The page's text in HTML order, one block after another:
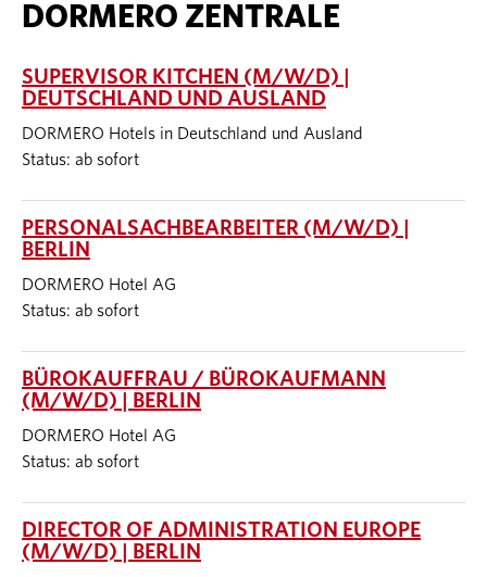
DORMERO ZENTRALE
SUPERVISOR KITCHEN (M/W/D) |
DEUTSCHLAND UND AUSLAND
DORMERO Hotels in Deutschland und Ausland
Status: ab sofort
PERSONALSACHBEARBEITER (M/W/D) |
BERLIN
DORMERO Hotel AG
Status: ab sofort
BÜROKAUFFRAU / BÜROKAUFMANN
(M/W/D) | BERLIN
DORMERO Hotel AG
Status: ab sofort
DIRECTOR OF ADMINISTRATION EUROPE
(M/W/D) | BERLIN